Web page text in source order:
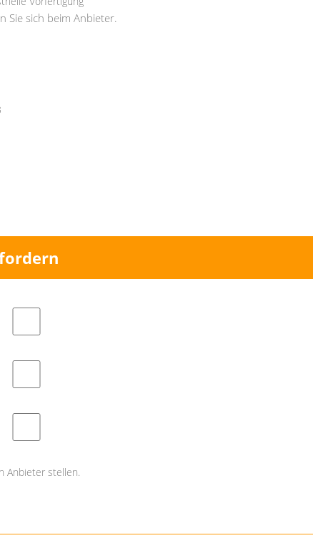
Sie sich beim Anbieter.
Anbieter stellen.